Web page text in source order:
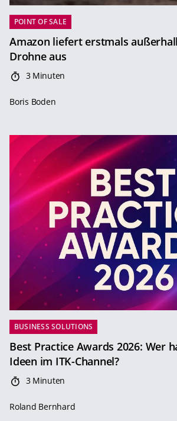
POINT OF SALE
Amazon liefert erstmals
Drohne aus
3 Minuten
Boris Boden
BUSINESS SOLUTIONS
Best Practice Awards 2026: Wer
Ideen im ITK-Channel?
3 Minuten
Roland Bernhard